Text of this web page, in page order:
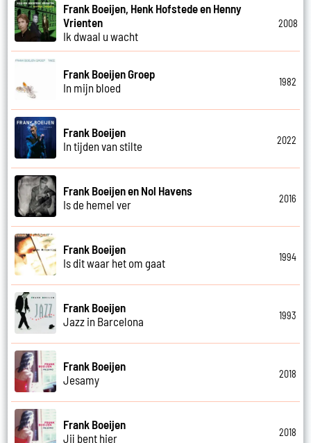
Frank Boeijen, Henk Hofstede en Henny
Vrienten
Ik dwaal u wacht
2008
Frank Boeijen Groep
In mijn bloed
1982
Frank Boeijen
In tijden van stilte
2022
Frank Boeijen en Nol Havens
Is de hemel ver
2016
Frank Boeijen
Is dit waar het om gaat
1994
Frank Boeijen
Jazz in Barcelona
1993
Frank Boeijen
Jesamy
2018
Frank Boeijen
Jij bent hier
2018